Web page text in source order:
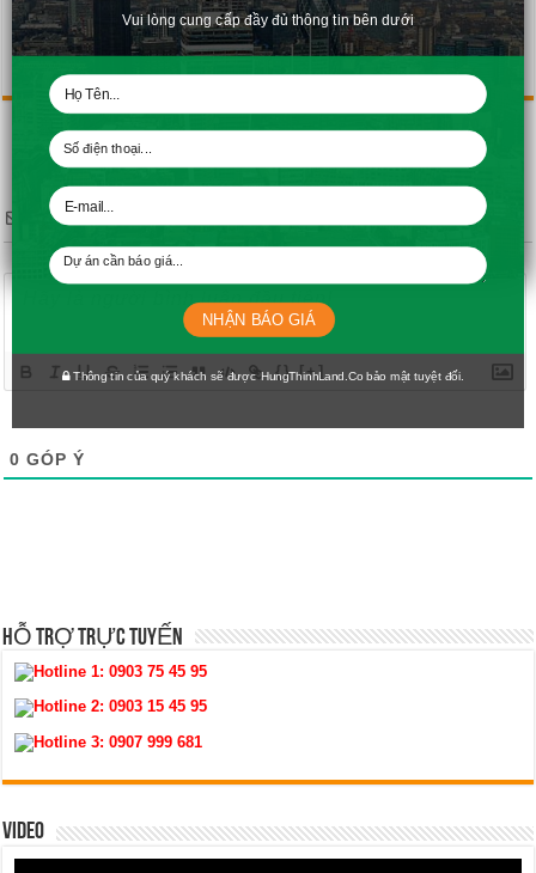
Rate this post
Subscribe
{} [+]
0 GÓP Ý
HỖ TRỢ TRỰC TUYẾN
Hotline 1:0903 75 45 95
Hotline 2:0903 15 45 95
Hotline 3:0907 999 681
VIDEO
Vui lòng cung cấp đầy đủ thông tin bên dưới
Thông tin của quý khách sẽ được HungThinhLand.Co bảo mật tuyệt đối.
NHẬN BÁO GIÁ